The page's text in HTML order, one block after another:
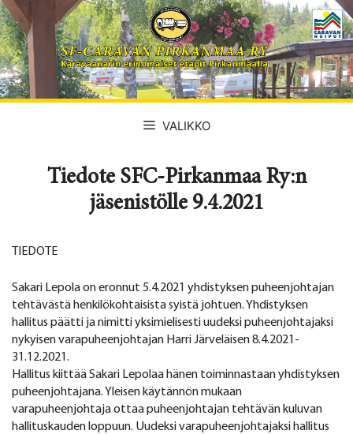
Siirry
sisältöön
VALIKKO
Tiedote SFC-Pirkanmaa Ry:n
jäsenistölle 9.4.2021
TIEDOTE
Sakari Lepola on eronnut 5.4.2021 yhdistyksen puheenjohtajan
tehtävästä henkilökohtaisista syistä johtuen. Yhdistyksen
hallitus päätti ja nimitti yksimielisesti uudeksi puheenjohtajaksi
nykyisen varapuheenjohtajan Harri Järveläisen 8.4.2021-
31.12.2021.
Hallitus kiittää Sakari Lepolaa hänen toiminnastaan yhdistyksen
puheenjohtajana. Yleisen käytännön mukaan
varapuheenjohtaja ottaa puheenjohtajan tehtävän kuluvan
hallituskauden loppuun. Uudeksi varapuheenjohtajaksi hallitus